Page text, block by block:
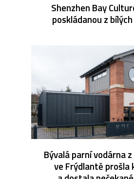
Shenzhen Bay
poskládanou z
Bývalá parní vodárna
ve Frýdlantě prošla